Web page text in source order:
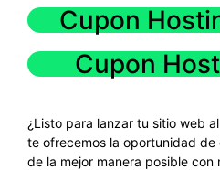
Cupon
Cupon
¿Listo para lanzar tu sitio web
te ofrecemos la oportunidad de
de la mejor manera posible